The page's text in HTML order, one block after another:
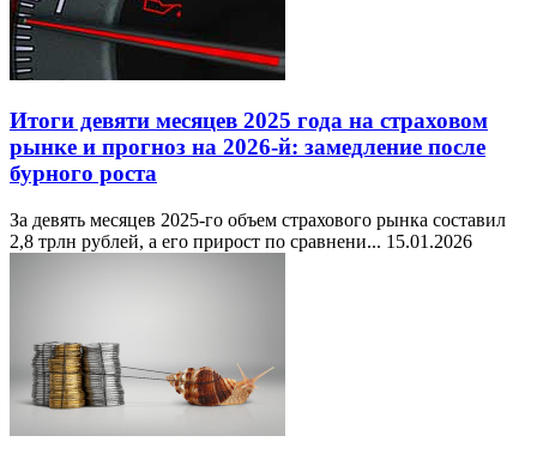
Итоги девяти месяцев 2025 года на страховом
рынке и прогноз на 2026-й: замедление после
бурного роста
За девять месяцев 2025-го объем страхового рынка составил
2,8 трлн рублей, а его прирост по сравнени... 15.01.2026